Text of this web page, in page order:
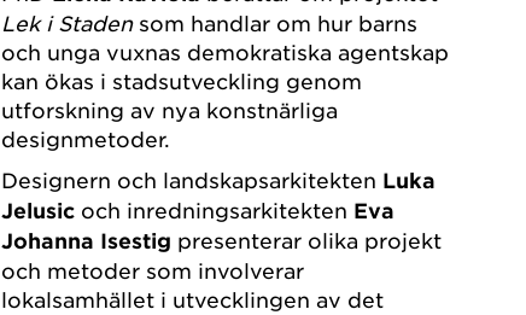
Lek i Stadensom handlar om hur barns
och unga vuxnas demokratiska agentskap
kan ökas i stadsutveckling genom
utforskning av nya konstnärliga
designmetoder.
Designern och landskapsarkitekten Luka
Jelusic och inredningsarkitekten Eva
Johanna Isestig presenterar olika projekt
och metoder som involverar
lokalsamhället i utvecklingen av det